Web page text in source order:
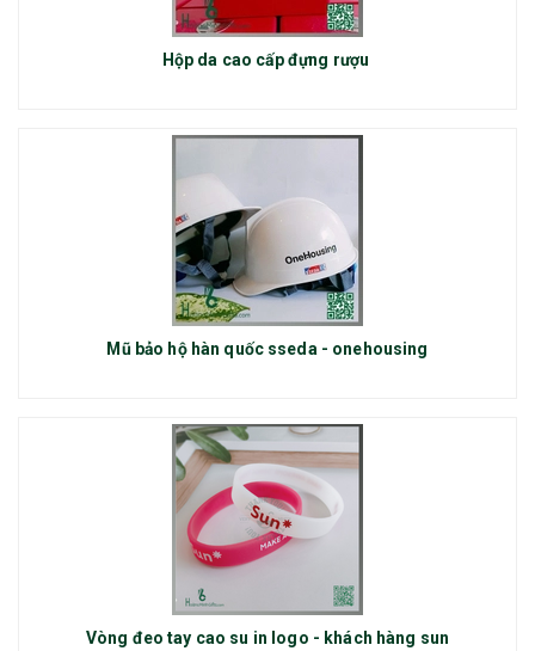
Hộp da cao cấp đựng rượu
Mũ bảo hộ hàn quốc sseda - onehousing
Vòng đeo tay cao su in logo - khách hàng sun